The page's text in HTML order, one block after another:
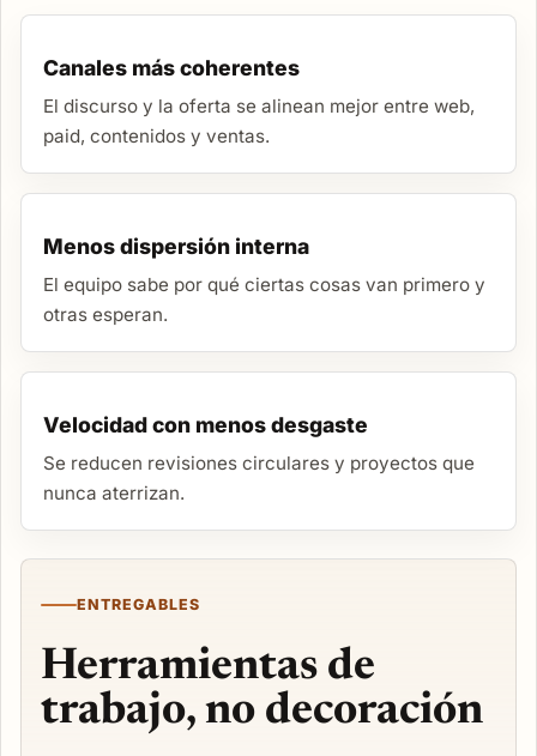
Canales más coherentes
El discurso y la oferta se alinean mejor entre web,
paid, contenidos y ventas.
Menos dispersión interna
El equipo sabe por qué ciertas cosas van primero y
otras esperan.
Velocidad con menos desgaste
Se reducen revisiones circulares y proyectos que
nunca aterrizan.
ENTREGABLES
Herramientas de
trabajo, no decoración